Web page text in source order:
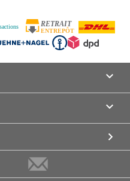


